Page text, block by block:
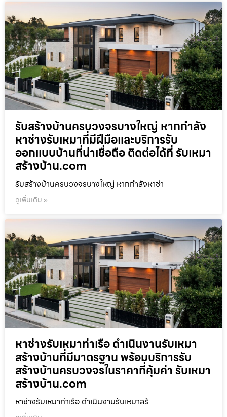
รับสร้างบ้านครบวงจรบางใหญ่ หากกำลัง
หาช่างรับเหมาที่มีฝีมือและบริการรับ
ออกแบบบ้านที่น่าเชื่อถือ ติดต่อได้ที่ รับเหมา
สร้างบ้าน.com
รับสร้างบ้านครบวงจรบางใหญ่ หากกำลังหาช่า
ดูเพิ่มเติม »
หาช่างรับเหมาท่าเรือ ดำเนินงานรับเหมา
สร้างบ้านที่มีมาตรฐาน พร้อมบริการรับ
สร้างบ้านครบวงจรในราคาที่คุ้มค่า รับเหมา
สร้างบ้าน.com
หาช่างรับเหมาท่าเรือ ดำเนินงานรับเหมาสร้